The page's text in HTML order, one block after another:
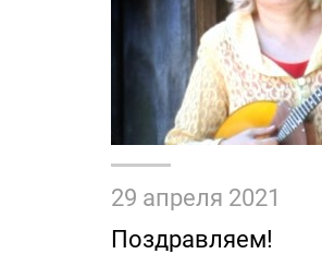
29 апреля 2021
Поздравляем!